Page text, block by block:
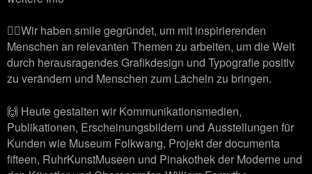
🙋‍♂️Wir haben smile gegründet, um mit inspirierenden
Menschen an relevanten Themen zu arbeiten, um die Welt
durch herausragendes Grafikdesign und Typografie positiv
zu verändern und Menschen zum Lächeln zu bringen.
🙌 Heute gestalten wir Kommunikationsmedien,
Publikationen, Erscheinungsbildern und Ausstellungen für
Kunden wie Museum Folkwang, Projekt der documenta
fifteen, RuhrKunstMuseen und Pinakothek der Moderne und